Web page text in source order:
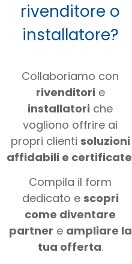
rivenditore o
installatore?
Collaboriamo con
rivenditori e
installatori che
vogliono offrire ai
propri clienti soluzioni
affidabili e certificate
Compila il form
dedicato e scopri
come diventare
partner e ampliare la
tua offerta.